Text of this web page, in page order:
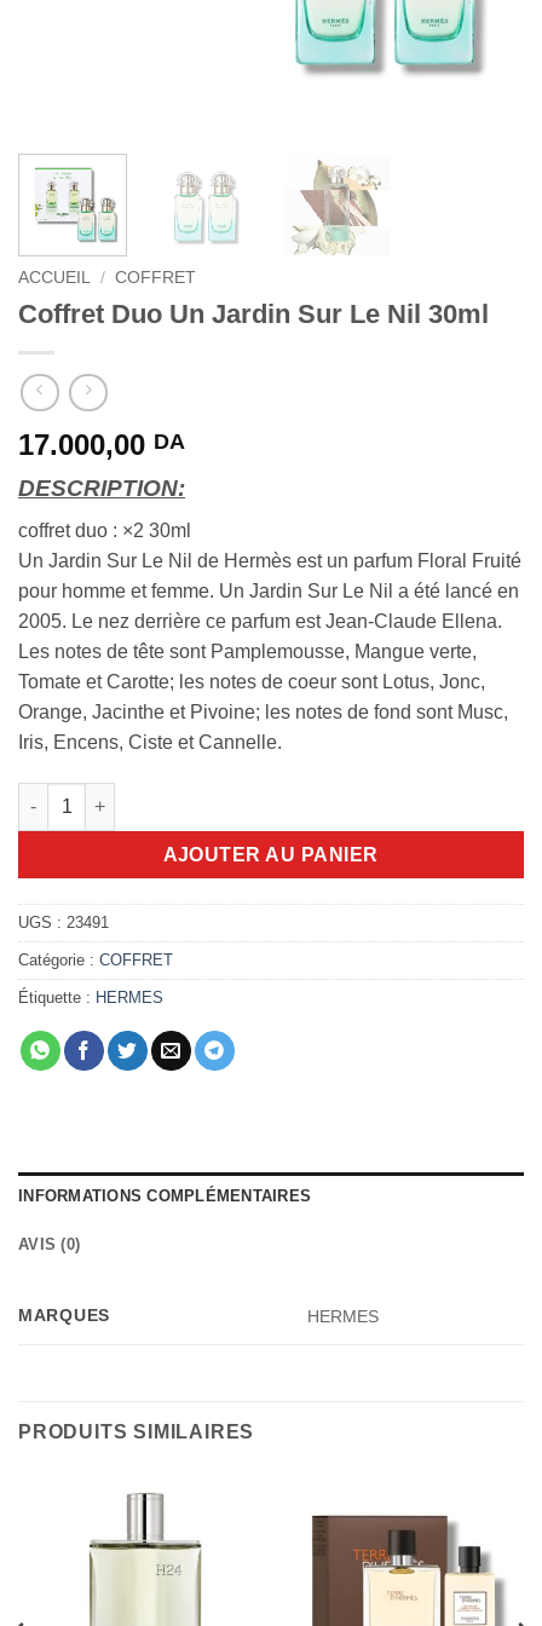
ACCUEIL / COFFRET
Coffret Duo Un Jardin Sur Le Nil 30ml
17.000,00 DA
DESCRIPTION:
coffret duo : ×2 30ml
Un Jardin Sur Le Nil de Hermès est un parfum Floral Fruité
pour homme et femme. Un Jardin Sur Le Nil a été lancé en
2005. Le nez derrière ce parfum est Jean-Claude Ellena.
Les notes de tête sont Pamplemousse, Mangue verte,
Tomate et Carotte; les notes de coeur sont Lotus, Jonc,
Orange, Jacinthe et Pivoine; les notes de fond sont Musc,
Iris, Encens, Ciste et Cannelle.
quantité de Coffret Duo Un Jardin Sur Le Nil 30ml
AJOUTER AU PANIER
UGS : 23491
Catégorie : COFFRET
Étiquette : HERMES
INFORMATIONS COMPLÉMENTAIRES
AVIS (0)
MARQUES HERMES
PRODUITS SIMILAIRES